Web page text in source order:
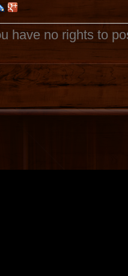
have no rights to